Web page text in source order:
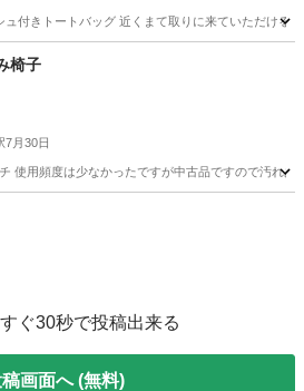
付きトートバッグ 近くまて取りに来ていただける
駅
椅子
7月30日
使用頻度は少なかったですが中古品ですので汚れ
ぐ30秒で投稿出来る
画面へ (無料)